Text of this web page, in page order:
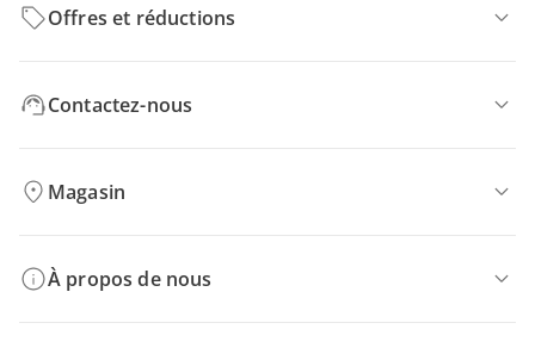
Offres et réductions
Contactez-nous
Magasin
À propos de nous